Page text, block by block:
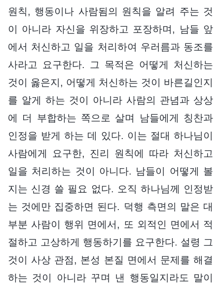
원칙, 행동이나 사람됨의 원칙을 알려 주는 것
이 아니라 자신을 위장하고 포장하며, 남들 앞
에서 처신하고 일을 처리하여 우러름과 동조를
사라고 요구한다. 그 목적은 어떻게 처신하는
것이 옳은지, 어떻게 처신하는 것이 바른길인지
를 알게 하는 것이 아니라 사람의 관념과 상상
에 더 부합하는 쪽으로 살며 남들에게 칭찬과
인정을 받게 하는 데 있다. 이는 절대 하나님이
사람에게 요구한, 진리 원칙에 따라 처신하고
일을 처리하는 것이 아니다. 남들이 어떻게 볼
지는 신경 쓸 필요 없다. 오직 하나님께 인정받
는 것에만 집중하면 된다. 덕행 측면의 말은 대
부분 사람이 행위 면에서, 또 외적인 면에서 적
절하고 고상하게 행동하기를 요구한다. 설령 그
것이 사상 관점, 본성 본질 면에서 문제를 해결
하는 것이 아니라 꾸며 낸 행동일지라도 말이